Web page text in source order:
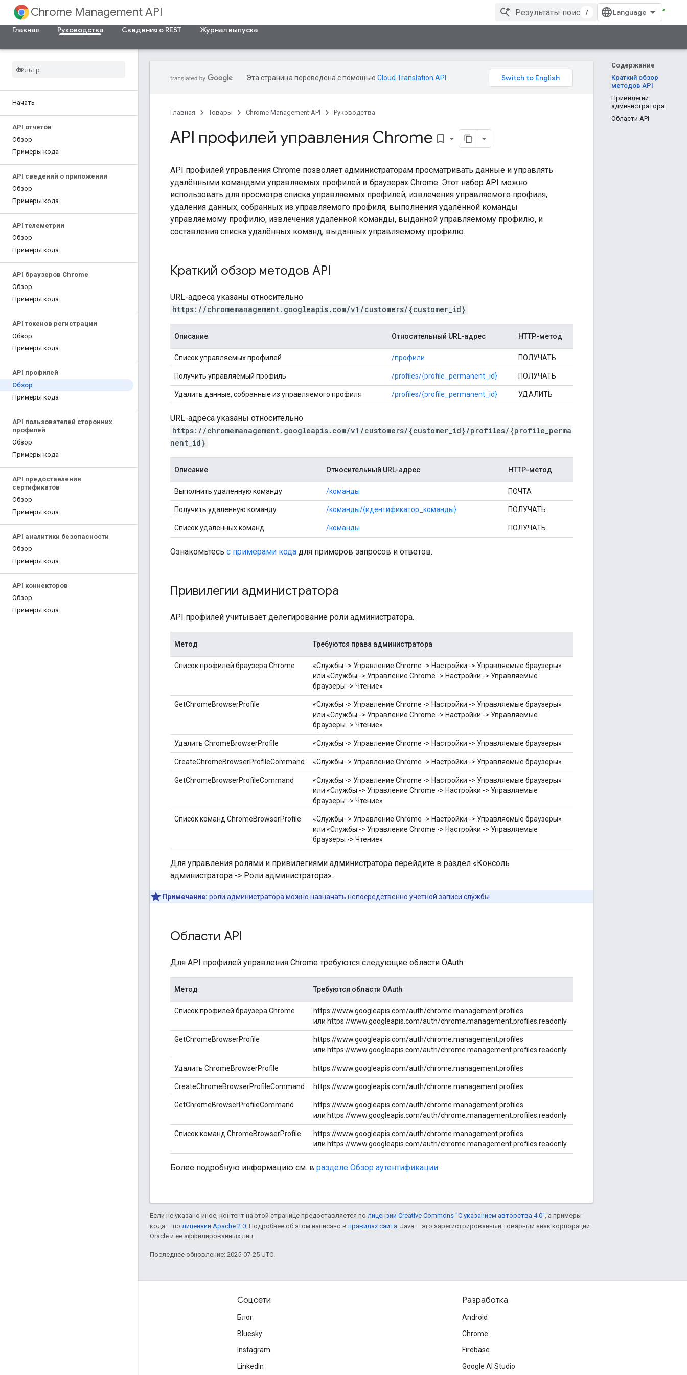
Chrome Management API
/
Главная
Руководства Сведения о REST Журнал выпуска
Начать
API отчетов
Обзор
Примеры кода
API сведений о приложении
Обзор
Примеры кода
API телеметрии
Обзор
Примеры кода
API браузеров Chrome
Обзор
Примеры кода
API токенов регистрации
Обзор
Примеры кода
API профилей
Обзор
Примеры кода
API пользователей сторонних
профилей
Обзор
Примеры кода
API предоставления
сертификатов
Обзор
Примеры кода
API аналитики безопасности
Обзор
Примеры кода
API коннекторов
Обзор
Примеры кода
Содержание
Краткий обзор
методов API
Привилегии
администратора
Области API
Эта страница переведена с помощью Cloud Translation API
Главная Товары Chrome Management API Руководства
API профилей управления Chrome bookmark_border
API профилей управления Chrome позволяет администраторам просматривать данные и управлять
удалёнными командами управляемых профилей в браузерах Chrome. Этот набор API можно
использовать для просмотра списка управляемых профилей, извлечения управляемого профиля,
удаления данных, собранных из управляемого профиля, выполнения удалённой команды
управляемому профилю, извлечения удалённой команды, выданной управляемому профилю, и
составления списка удалённых команд, выданных управляемому профилю.
Краткий обзор методов API
URL-адреса указаны относительно
https://chromemanagement.googleapis.com/v1/customers/{customer_id}
Описание Относительный URL-адрес HTTP-метод
Список управляемых профилей /профили ПОЛУЧАТЬ
Получить управляемый профиль /profiles/{profile_permanent_id} ПОЛУЧАТЬ
Удалить данные, собранные из управляемого профиля /profiles/{profile_permanent_id} УДАЛИТЬ
URL-адреса указаны относительно
https://chromemanagement.googleapis.com/v1/customers/{customer_id}/profiles/{profile_perma
nent_id}
Описание Относительный URL-адрес HTTP-метод
Выполнить удаленную команду /команды ПОЧТА
Получить удаленную команду /команды/{идентификатор_команды} ПОЛУЧАТЬ
Список удаленных команд /команды ПОЛУЧАТЬ
Ознакомьтесь с примерами кода для примеров запросов и ответов.
Привилегии администратора
API профилей учитывает делегирование роли администратора.
Метод Требуются права администратора
Список профилей браузера Chrome
«Службы -> Управление Chrome -> Настройки -> Управляемые браузеры»
или «Службы -> Управление Chrome -> Настройки -> Управляемые
браузеры -> Чтение»
GetChromeBrowserProfile
«Службы -> Управление Chrome -> Настройки -> Управляемые браузеры»
или «Службы -> Управление Chrome -> Настройки -> Управляемые
браузеры -> Чтение»
Удалить ChromeBrowserProfile «Службы -> Управление Chrome -> Настройки -> Управляемые браузеры»
CreateChromeBrowserProfileCommand «Службы -> Управление Chrome -> Настройки -> Управляемые браузеры»
GetChromeBrowserProfileCommand
«Службы -> Управление Chrome -> Настройки -> Управляемые браузеры»
или «Службы -> Управление Chrome -> Настройки -> Управляемые
браузеры -> Чтение»
Список команд ChromeBrowserProfile
«Службы -> Управление Chrome -> Настройки -> Управляемые браузеры»
или «Службы -> Управление Chrome -> Настройки -> Управляемые
браузеры -> Чтение»
Для управления ролями и привилегиями администратора перейдите в раздел «Консоль
администратора -> Роли администратора».
Примечание: роли администратора можно назначать непосредственно учетной записи службы.
Области API
Для API профилей управления Chrome требуются следующие области OAuth:
Метод Требуются области OAuth
Список профилей браузера Chrome
https://www.googleapis.com/auth/chrome.management.profiles
или https://www.googleapis.com/auth/chrome.management.profiles.readonly
GetChromeBrowserProfile
https://www.googleapis.com/auth/chrome.management.profiles
или https://www.googleapis.com/auth/chrome.management.profiles.readonly
Удалить ChromeBrowserProfile https://www.googleapis.com/auth/chrome.management.profiles
CreateChromeBrowserProfileCommand https://www.googleapis.com/auth/chrome.management.profiles
GetChromeBrowserProfileCommand
https://www.googleapis.com/auth/chrome.management.profiles
или https://www.googleapis.com/auth/chrome.management.profiles.readonly
Список команд ChromeBrowserProfile
https://www.googleapis.com/auth/chrome.management.profiles
или https://www.googleapis.com/auth/chrome.management.profiles.readonly
Более подробную информацию см. в разделе Обзор аутентификации .
Если не указано иное, контент на этой странице предоставляется по лицензии Creative Commons "С указанием авторства 4.0" , а примеры
кода – по лицензии Apache 2.0 . Подробнее об этом написано в правилах сайта . Java – это зарегистрированный товарный знак корпорации
Oracle и ее аффилированных лиц.
Последнее обновление: 2025-07-25 UTC.
Соцсети
Блог
Bluesky
Instagram
LinkedIn
Разработка
Android
Chrome
Firebase
Google AI Studio